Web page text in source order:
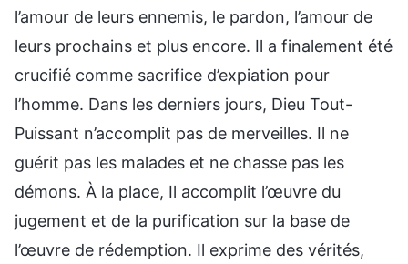
l’amour de leurs ennemis, le pardon, l’amour de
leurs prochains et plus encore. Il a finalement été
crucifié comme sacrifice d’expiation pour
l’homme. Dans les derniers jours, Dieu Tout-
Puissant n’accomplit pas de merveilles. Il ne
guérit pas les malades et ne chasse pas les
démons. À la place, Il accomplit l’œuvre du
jugement et de la purification sur la base de
l’œuvre de rédemption. Il exprime des vérités,